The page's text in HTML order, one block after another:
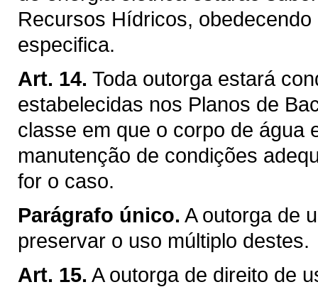
Recursos Hídricos,
especifica.
Art. 14. Toda outorga estará
estabelecidas nos Planos de
classe em que o corpo de água
manutenção de condições
for o caso.
Parágrafo único. A outorga de
preservar o uso múltiplo destes.
Art. 15. A outorga de direito de